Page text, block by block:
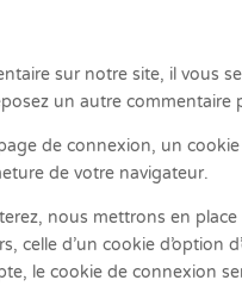
sur notre site, il vous
un autre commentaire
de connexion, un
de votre navigateur.
nous mettrons en
celle d’un cookie d’option
le cookie de connexion